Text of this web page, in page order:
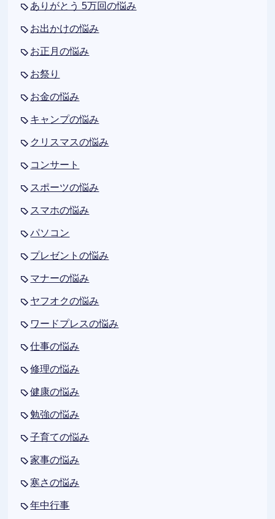
ありがとう 5万回の悩み
お出かけの悩み
お正月の悩み
お祭り
お金の悩み
キャンプの悩み
クリスマスの悩み
コンサート
スポーツの悩み
スマホの悩み
パソコン
プレゼントの悩み
マナーの悩み
ヤフオクの悩み
ワードプレスの悩み
仕事の悩み
修理の悩み
健康の悩み
勉強の悩み
子育ての悩み
家事の悩み
寒さの悩み
年中行事